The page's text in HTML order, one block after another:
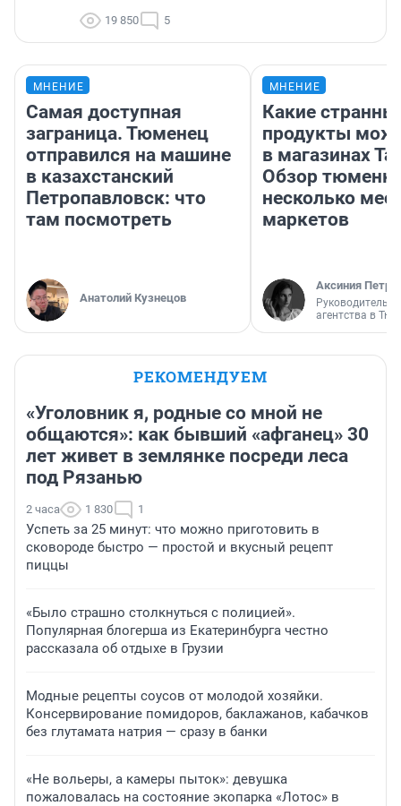
19 850 5
МНЕНИЕ
Самая доступная
заграница. Тюменец
отправился на машине
в казахстанский
Петропавловск: что
там посмотреть
Анатолий Кузнецов
МНЕНИЕ
Какие
продукты
в магазинах
Обзор
несколько
маркетов
Аксиния
Руководитель
агентства в
РЕКОМЕНДУЕМ
«Уголовник я, родные со мной не
общаются»: как бывший «афганец» 30
лет живет в землянке посреди леса
под Рязанью
2 часа 1 830 1
Успеть за 25 минут: что можно приготовить в
сковороде быстро — простой и вкусный рецепт
пиццы
«Было страшно столкнуться с полицией».
Популярная блогерша из Екатеринбурга честно
рассказала об отдыхе в Грузии
Модные рецепты соусов от молодой хозяйки.
Консервирование помидоров, баклажанов, кабачков
без глутамата натрия — сразу в банки
«Не вольеры, а камеры пыток»: девушка
пожаловалась на состояние экопарка «Лотос» в